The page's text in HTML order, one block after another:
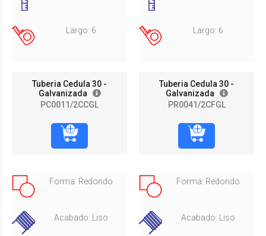
Largo: 6
Tuberia Cedula 30 -
Galvanizada
PC0011/2CCGL
Largo: 6
Tuberia Cedula 30 -
Galvanizada
PR0041/2CFGL
Forma: Redondo
Acabado: Liso
Forma: Redondo
Acabado: Liso